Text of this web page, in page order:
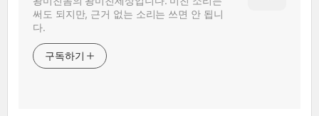
써도 되지만, 근거 없는 소리는 쓰면 안 됩니
다.
구독하기